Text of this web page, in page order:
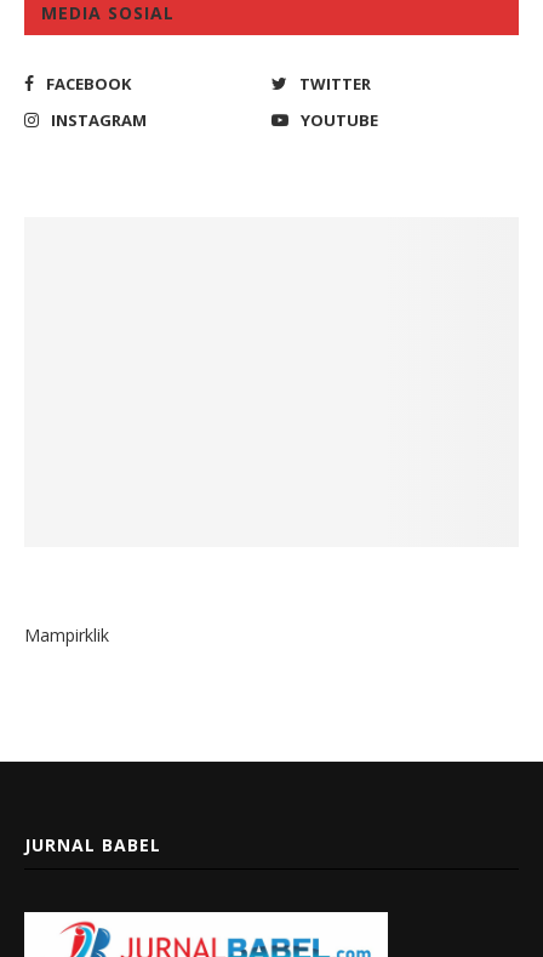
MEDIA SOSIAL
FACEBOOK
TWITTER
INSTAGRAM
YOUTUBE
Mampirklik
JURNAL BABEL